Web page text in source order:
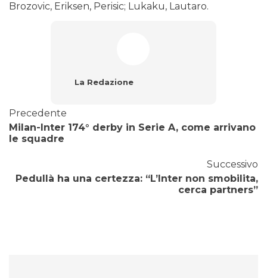
Brozovic, Eriksen, Perisic; Lukaku, Lautaro.
La Redazione
Precedente
Milan-Inter 174° derby in Serie A, come arrivano
le squadre
Successivo
Pedullà ha una certezza: “L’Inter non smobilita,
cerca partners”